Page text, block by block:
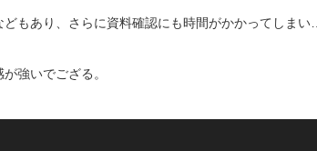
もあり、さらに資料確認にも時間がかかってしまい…
強いでござる。